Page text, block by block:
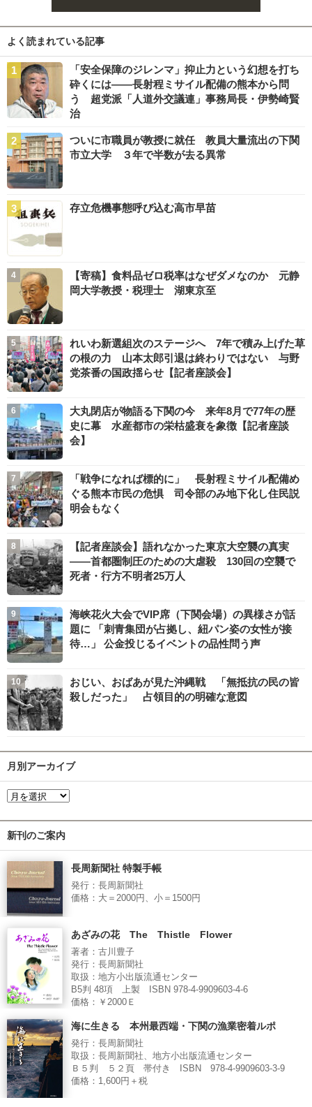
よく読まれている記事
「安全保障のジレンマ」抑止力という幻想を打ち
砕くには――長射程ミサイル配備の熊本から問
う 超党派「人道外交議連」事務局長・伊勢崎賢
治
ついに市職員が教授に就任 教員大量流出の下関
市立大学 ３年で半数が去る異常
存立危機事態呼び込む高市早苗
【寄稿】食料品ゼロ税率はなぜダメなのか 元静
岡大学教授・税理士 湖東京至
れいわ新選組次のステージへ 7年で積み上げた草
の根の力 山本太郎引退は終わりではない 与野
党茶番の国政揺らせ【記者座談会】
大丸閉店が物語る下関の今 来年8月で77年の歴
史に幕 水産都市の栄枯盛衰を象徴【記者座談
会】
「戦争になれば標的に」 長射程ミサイル配備め
ぐる熊本市民の危惧 司令部のみ地下化し住民説
明会もなく
【記者座談会】語れなかった東京大空襲の真実
――首都圏制圧のための大虐殺 130回の空襲で
死者・行方不明者25万人
海峡花火大会でVIP席（下関会場）の異様さが話
題に 「刺青集団が占拠し、紐パン姿の女性が接
待…」 公金投じるイベントの品性問う声
おじい、おばあが見た沖縄戦 「無抵抗の民の皆
殺しだった」 占領目的の明確な意図
月別アーカイブ
新刊のご案内
長周新聞社 特製手帳
発行：長周新聞社
価格：大＝2000円、小＝1500円
あざみの花 The Thistle Flower
著者：古川豊子
発行：長周新聞社
取扱：地方小出版流通センター
B5判 48項 上製 ISBN 978-4-9909603-4-6
価格：￥2000Ｅ
海に生きる 本州最西端・下関の漁業密着ルポ
発行：長周新聞社
取扱：長周新聞社、地方小出版流通センター
Ｂ５判 ５２頁 帯付き ISBN 978-4-9909603-3-9
価格：1,600円＋税